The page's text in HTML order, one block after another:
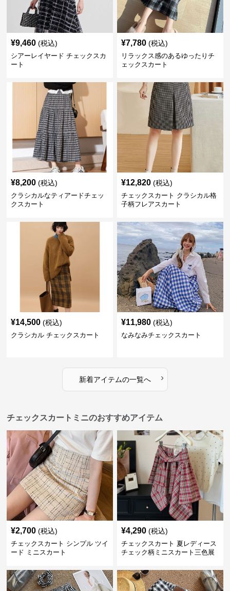
¥9,460 (税込)
シアーレイヤード チェックスカ
ート
¥7,780 (税込)
リラックス感のあるゆったりチ
ェックスカート
¥8,200 (税込)
クラシカルなティアードチェッ
クスカート
¥12,820 (税込)
チェックスカート クラシカル格
子柄フレアスカート
¥14,500 (税込)
クラシカル チェックスカート
¥11,980 (税込)
なみなみチェックスカート
新着アイテムの一覧へ ›
チェックスカートミニのおすすめアイテム
¥2,700 (税込)
チェックスカート シンプル ツイ
ード ミニスカート
¥4,290 (税込)
チェックスカート 夏レディース
チェック柄ミニスカート三色展